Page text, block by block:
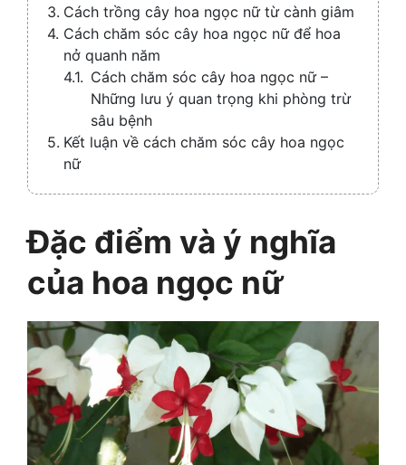
Cách trồng cây hoa ngọc nữ từ cành giâm
Cách chăm sóc cây hoa ngọc nữ để hoa
nở quanh năm
Cách chăm sóc cây hoa ngọc nữ –
Những lưu ý quan trọng khi phòng trừ
sâu bệnh
Kết luận về cách chăm sóc cây hoa ngọc
nữ
Đặc điểm và ý nghĩa
của hoa ngọc nữ